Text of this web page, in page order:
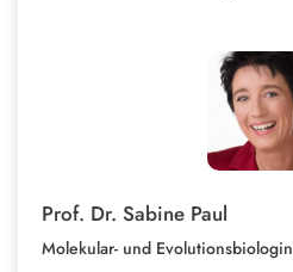
Prof. Dr. Sabine Paul
Molekular- und Evolutionsbiologin